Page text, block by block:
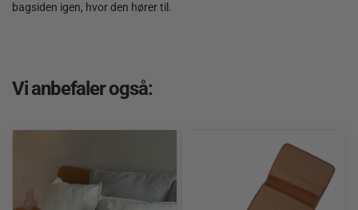
bagsiden igen, hvor den hører til.
Vi anbefaler også: